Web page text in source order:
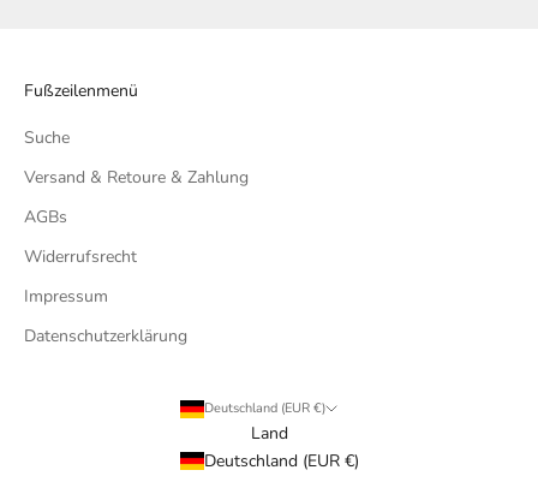
Fußzeilenmenü
Suche
Versand & Retoure & Zahlung
AGBs
Widerrufsrecht
Impressum
Datenschutzerklärung
Deutschland (EUR €)
Land
Deutschland (EUR €)